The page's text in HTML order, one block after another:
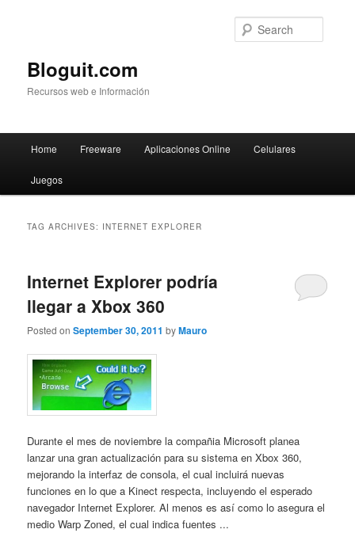
Bloguit.com
Recursos web e Información
Skip
to
Skip
to
Home Freeware Aplicaciones Online Celulares
Juegos
TAG ARCHIVES: INTERNET EXPLORER
Internet Explorer podría
llegar a Xbox 360
Posted onSeptember 30, 2011 byMauro
Durante el mes de noviembre la compañia Microsoft planea
lanzar una gran actualización para su sistema en Xbox 360,
mejorando la interfaz de consola, el cual incluirá nuevas
funciones en lo que a Kinect respecta, incluyendo el esperado
navegador Internet Explorer. Al menos es así como lo asegura el
medio Warp Zoned, el cual indica fuentes ...